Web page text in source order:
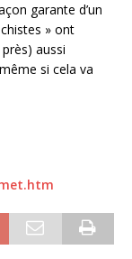
garante d’un
» ont
aussi
si cela va